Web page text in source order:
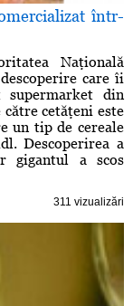
într-
Naţională
care îi
din
cetăţeni este
un tip de cereale
Descoperirea a
gigantul a scos
311 vizualizări